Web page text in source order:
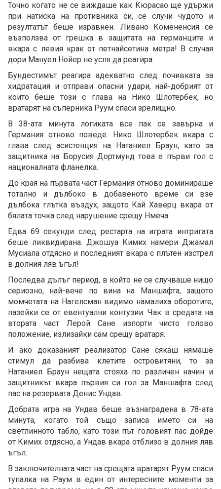
Точно когато не се виждаше как Кюрасао ще удържи
при натиска на противника си, се случи чудото и
резултатът беше изравнен. Ливано Комененсия се
възползва от грешка в защитата на германците и
вкара с левия крак от петнайсетина метра! В случая
дори Мануел Нойер не успя да реагира.
Бундестимът реагира адекватно след почивката за
хидратация и отправи опасни удари, най-добрият от
които беше този с глава на Нико Шлотербек, но
вратарят на съперника Руум спаси зрелищно.
В 38-ата минута логиката все пак се завърна и
Германия отново поведе. Нико Шлотербек вкара с
глава след асистенция на Натаниел Браун, като за
защитника на Борусия Дортмунд това е първи гол с
националната фланелка.
До края на първата част Германия отново доминираше
тотално и дълбоко в добавеното време си взе
дълбока глътка въздух, защото Кай Хаверц вкара от
бялата точка след нарушение срещу Нмеча.
Едва 69 секунди след рестарта на играта интригата
беше ликвидирана. Джошуа Кимих намери Джамал
Мусиала отдясно и последният вкара с плътен изстрел
в долния ляв ъгъл!
Последва дълъг период, в който не се случваше нищо
сериозно, най-вече по вина на Маншафта, защото
момчетата на Нагелсман видимо намалиха оборотите,
пазейки се от евентуални контузии. Чак в средата на
втората част Лерой Сане изпорти чисто голово
положение, излизайки сам срещу вратаря.
И ако доказаният реализатор Сане сякаш нямаше
стимул да разбива клетите островитяни, то за
Натаниел Браун нещата стояха по различен начин и
защитникът вкара първия си гол за Маншафта след
пас на резервата Денис Ундав.
Добрата игра на Ундав беше възнаградена в 78-ата
минута, когато той също записа името си на
светлинното табло, като този път головият пас дойде
от Кимих отдясно, а Ундав вкара отблизо в долния ляв
ъгъл.
В заключителната част на срещата вратарят Руум спаси
тупалка на Раум в един от интересните моменти за